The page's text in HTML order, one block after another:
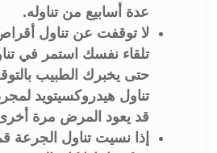
عدة أسابيع من تناوله.
لا توقفت عن تناول
تلقاء نفسك استمر في
حتى يخبرك الطبيب
تناول هيدروكسيتويد
قد يعود المرض مرة
إذا نسيت تناول الجرعة